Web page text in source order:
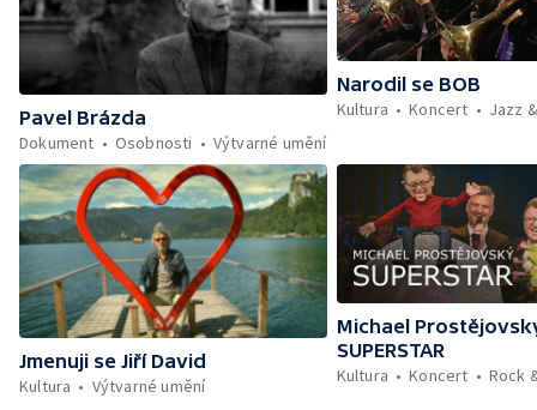
Pavel Brázda
Dokument
Osobnosti Výtvarné umění
Narodil se BOB
Kultura
Koncert Jazz
Jmenuji se Jiří David
Kultura
Výtvarné umění
Michael
SUPERSTAR
Kultura
Koncert Rock